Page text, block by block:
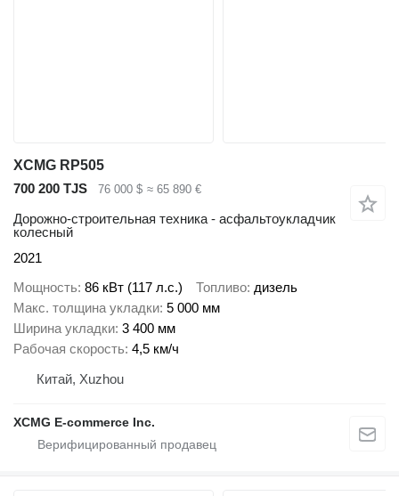
XCMG RP505
700 200 TJS
76 000 $ ≈ 65 890 €
Дорожно-строительная техника - асфальтоукладчик
колесный
2021
Мощность 86 кВт (117 л.с.) Топливо дизель
Макс. толщина укладки 5 000 мм
Ширина укладки 3 400 мм
Рабочая скорость 4,5 км/ч
Китай, Xuzhou
XCMG E-commerce Inc.